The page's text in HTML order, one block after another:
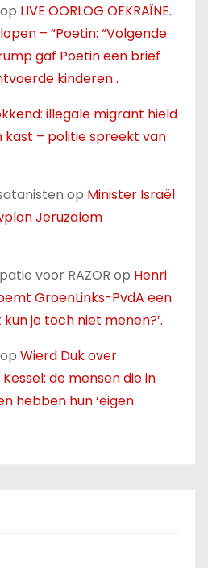
op LIVE OORLOG OEKRAÏNE.
– “Poetin: “Volgende
gaf Poetin een brief
kinderen .
illegale migrant hield
kast – politie spreekt van
op Minister Israël
Jeruzalem
voor RAZOR op Henri
GroenLinks-PvdA een
kun je toch niet menen?’.
op Wierd Duk over
de mensen die in
hebben hun ‘eigen